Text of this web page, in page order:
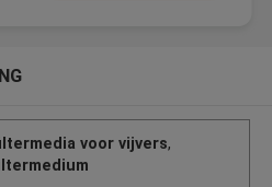
voor vijvers,